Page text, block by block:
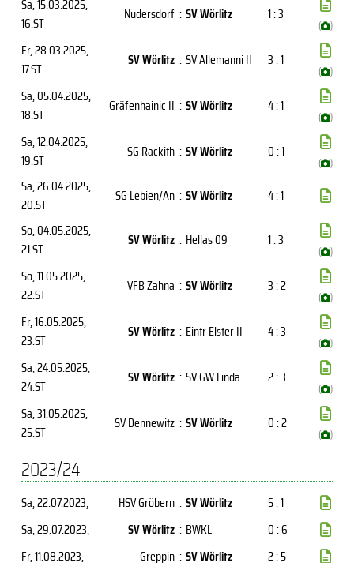
Sa, 15.03.2025,
16.ST
Nudersdorf : SV Wörlitz 1 : 3
( )
Fr, 28.03.2025,
17.ST
SV Wörlitz : SV Allemanni II 3 : 1
( )
Sa, 05.04.2025,
18.ST
Gräfenhainic II : SV Wörlitz 4 : 1
( )
Sa, 12.04.2025,
19.ST
SG Rackith : SV Wörlitz 0 : 1
( )
Sa, 26.04.2025,
20.ST
SG Lebien/An : SV Wörlitz
4 : 1
So, 04.05.2025,
21.ST
SV Wörlitz : Hellas 09 1 : 3
( )
So, 11.05.2025,
22.ST
VFB Zahna : SV Wörlitz 3 : 2
( )
Fr, 16.05.2025,
23.ST
SV Wörlitz : Eintr Elster II 4 : 3
( )
Sa, 24.05.2025,
24.ST
SV Wörlitz : SV GW Linda 2 : 3
( )
Sa, 31.05.2025,
25.ST
SV Dennewitz : SV Wörlitz 0 : 2
( )
2023/24
Sa, 22.07.2023, HSV Gröbern : SV Wörlitz
5 : 1
Sa, 29.07.2023, SV Wörlitz : BWKL
0 : 6
Fr, 11.08.2023, Greppin : SV Wörlitz 2 : 5